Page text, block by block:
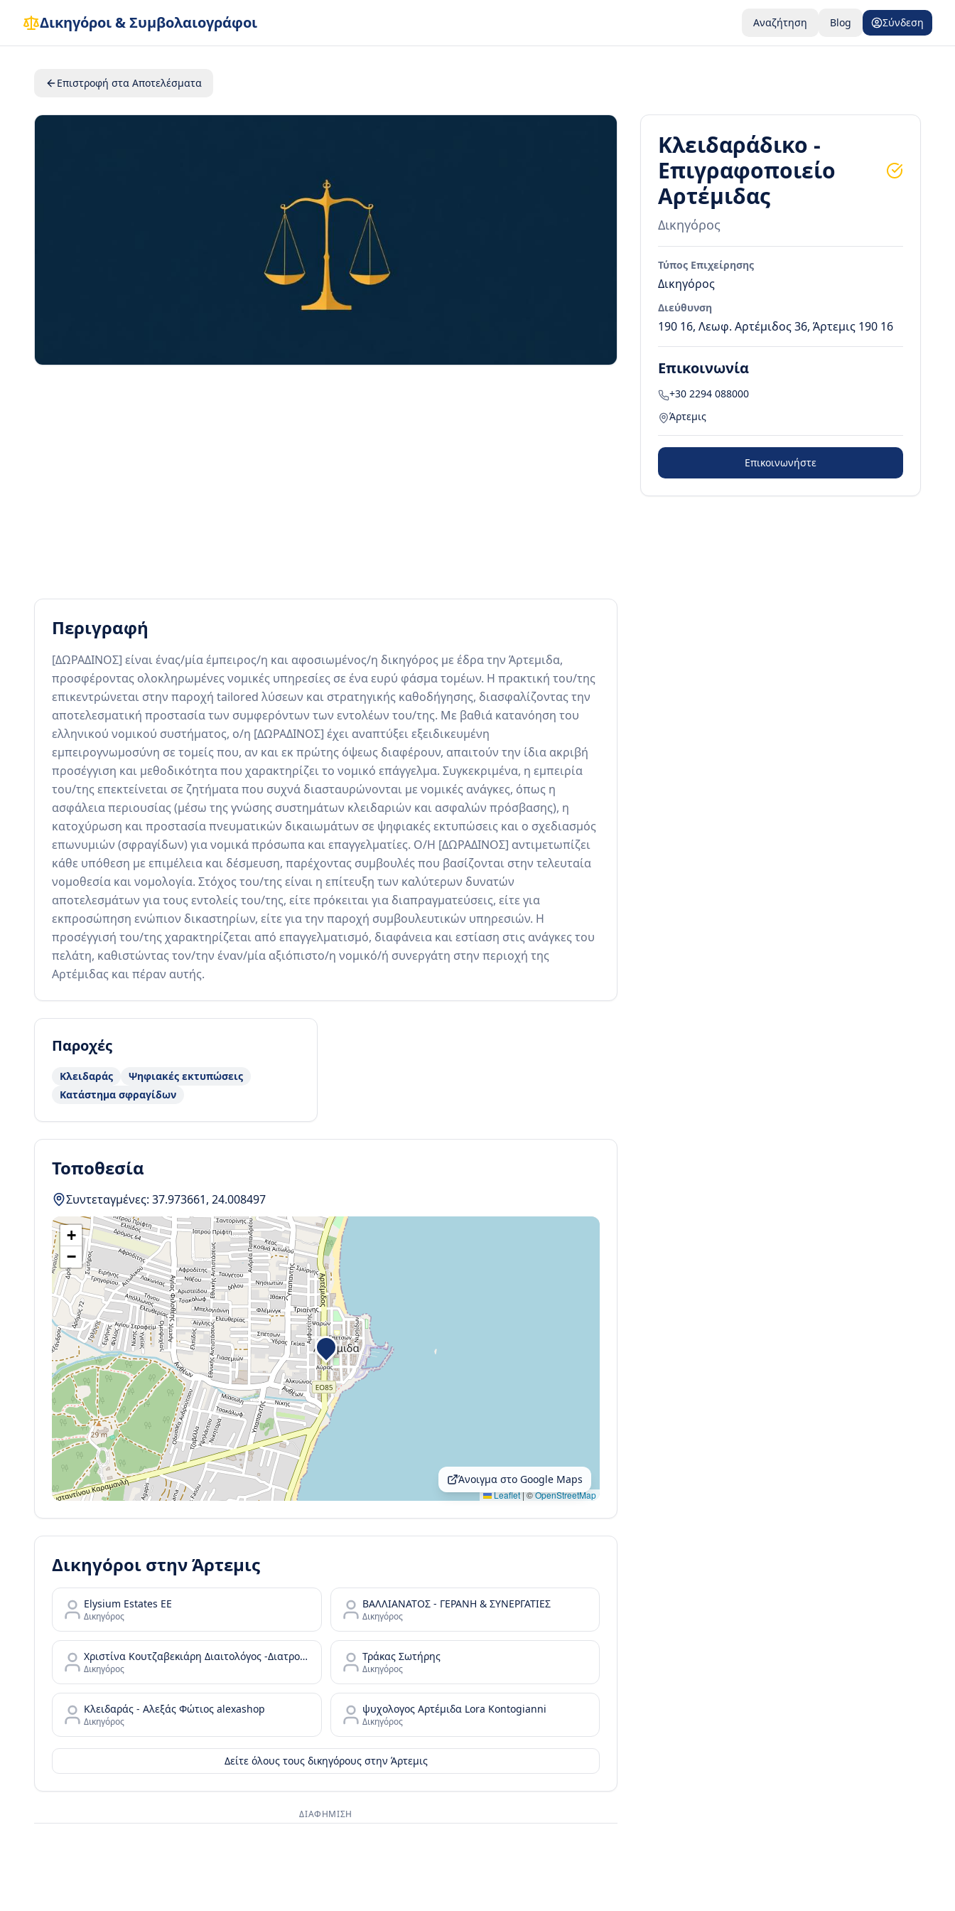
Δικηγόροι & Συμβολαιογράφοι Αναζήτηση Blog Σύνδεση
Επιστροφή στα Αποτελέσματα
Περιγραφή
[ΔΩΡΑΔΙΝΟΣ] είναι ένας/μία έμπειρος/η και αφοσιωμένος/η δικηγόρος με έδρα την Άρτεμιδα,
προσφέροντας ολοκληρωμένες νομικές υπηρεσίες σε ένα ευρύ φάσμα τομέων. Η πρακτική του/της
επικεντρώνεται στην παροχή tailored λύσεων και στρατηγικής καθοδήγησης, διασφαλίζοντας την
αποτελεσματική προστασία των συμφερόντων των εντολέων του/της. Με βαθιά κατανόηση του
ελληνικού νομικού συστήματος, ο/η [ΔΩΡΑΔΙΝΟΣ] έχει αναπτύξει εξειδικευμένη
εμπειρογνωμοσύνη σε τομείς που, αν και εκ πρώτης όψεως διαφέρουν, απαιτούν την ίδια ακριβή
προσέγγιση και μεθοδικότητα που χαρακτηρίζει το νομικό επάγγελμα. Συγκεκριμένα, η εμπειρία
του/της επεκτείνεται σε ζητήματα που συχνά διασταυρώνονται με νομικές ανάγκες, όπως η
ασφάλεια περιουσίας (μέσω της γνώσης συστημάτων κλειδαριών και ασφαλών πρόσβασης), η
κατοχύρωση και προστασία πνευματικών δικαιωμάτων σε ψηφιακές εκτυπώσεις και ο σχεδιασμός
επωνυμιών (σφραγίδων) για νομικά πρόσωπα και επαγγελματίες. Ο/Η [ΔΩΡΑΔΙΝΟΣ] αντιμετωπίζει
κάθε υπόθεση με επιμέλεια και δέσμευση, παρέχοντας συμβουλές που βασίζονται στην τελευταία
νομοθεσία και νομολογία. Στόχος του/της είναι η επίτευξη των καλύτερων δυνατών
αποτελεσμάτων για τους εντολείς του/της, είτε πρόκειται για διαπραγματεύσεις, είτε για
εκπροσώπηση ενώπιον δικαστηρίων, είτε για την παροχή συμβουλευτικών υπηρεσιών. Η
προσέγγισή του/της χαρακτηρίζεται από επαγγελματισμό, διαφάνεια και εστίαση στις ανάγκες του
πελάτη, καθιστώντας τον/την έναν/μία αξιόπιστο/η νομικό/ή συνεργάτη στην περιοχή της
Αρτέμιδας και πέραν αυτής.
Παροχές
Κλειδαράς
Ψηφιακές εκτυπώσεις
Κατάστημα σφραγίδων
Τοποθεσία
Συντεταγμένες: 37.973661, 24.008497
+
−
Leaflet|©OpenStreetMap
Άνοιγμα στο Google Maps
Δικηγόροι στηνΆρτεμις
Elysium Estates EE
Δικηγόρος
ΒΑΛΛΙΑΝΑΤΟΣ - ΓΕΡΑΝΗ & ΣΥΝΕΡΓΑΤΙΕΣ
Δικηγόρος
Χριστίνα Κουτζαβεκιάρη Διαιτολόγος -Διατροφολογος
Δικηγόρος
Τράκας Σωτήρης
Δικηγόρος
Κλειδαράς - Αλεξάς Φώτιος alexashop
Δικηγόρος
ψυχολογος Αρτέμιδα Lora Kontogianni
Δικηγόρος
Δείτε όλους τους δικηγόρους στην Άρτεμις
ΔΙΑΦΉΜΙΣΗ
Κλειδαράδικο -
Επιγραφοποιείο
Αρτέμιδας
Δικηγόρος
Τύπος Επιχείρησης
Δικηγόρος
Διεύθυνση
190 16, Λεωφ. Αρτέμιδος 36, Άρτεμις 190 16
Επικοινωνία
+30 2294 088000
Άρτεμις
Επικοινωνήστε